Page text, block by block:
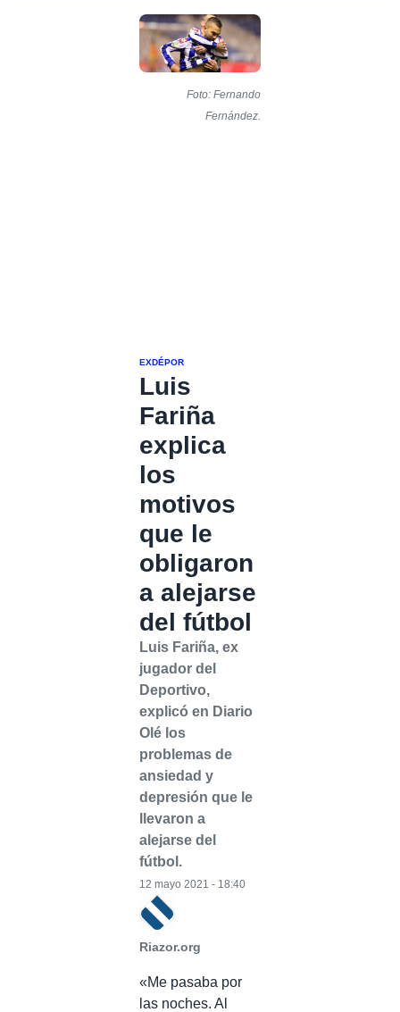
Foto: Fernando
Fernández.
EXDÉPOR
Luis
Fariña
explica
los
motivos
que le
obligaron
a alejarse
del fútbol
Luis Fariña, ex
jugador del
Deportivo,
explicó en Diario
Olé los
problemas de
ansiedad y
depresión que le
llevaron a
alejarse del
fútbol.
Riazor.org
12 mayo 2021 - 18:40
«Me pasaba por
las noches. Al